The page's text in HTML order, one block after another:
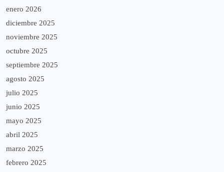
enero 2026
diciembre 2025
noviembre 2025
octubre 2025
septiembre 2025
agosto 2025
julio 2025
junio 2025
mayo 2025
abril 2025
marzo 2025
febrero 2025